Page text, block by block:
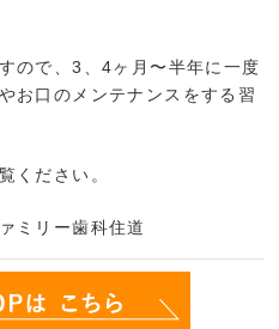
ので、3、4ヶ月〜半年に一度
お口のメンテナンスをする習
ください。
ミリー歯科住道